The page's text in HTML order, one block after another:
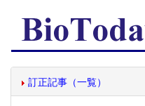
訂正記事（一覧）